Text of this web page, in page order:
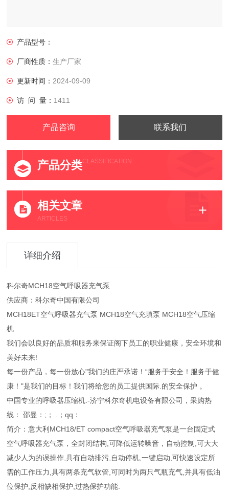
产品型号：
厂商性质：生产厂家
更新时间： 2024-09-09
访 问 量： 1411
产品咨询 联系我们
产品分类CLASSIFICATION
相关文章
ARTICLES
详细介绍
科尔奇MCH18空气呼吸器充气泵
供应商：科尔奇中国有限公司
MCH18ET空气呼吸器充气泵 MCH18空气充填泵 MCH18空气压缩
机
我们会以良好的品质和服务来保证阁下员工的职业健康，安全环境和
美好未来!
每一份产品，每一份放心"我们的庄严承诺！“服务于安全！服务于健
康！"是我们的目标！我们将给您的员工提供国际.的安全保护 。
中国专业的呼吸器压缩机.-济宁科尔奇机电设备有限公司，采购热
线： 邵曼：;； .；qq：
简介：意大利MCH18/ET compact空气呼吸器充气泵是一台固定式
空气呼吸器充气泵，全封闭结构,可降低运转噪音，自动控制,可大大
减少人为的误操作,具有自动排污,自动停机,一键启动,可快速设定所
需的工作压力,具有两条充气软管,可同时为两只气瓶充气,并具有低油
位保护,反相缺相保护,过热保护功能.